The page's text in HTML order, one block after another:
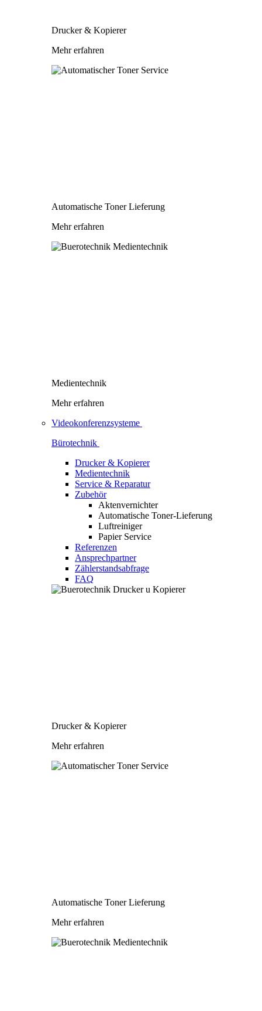
Drucker & Kopierer
Mehr erfahren
Automatische Toner Lieferung
Mehr erfahren
Medientechnik
Mehr erfahren
Videokonferenzsysteme
Bürotechnik
Drucker & Kopierer
Medientechnik
Service & Reparatur
Zubehör
Aktenvernichter
Automatische Toner-Lieferung
Luftreiniger
Papier Service
Referenzen
Ansprechpartner
Zählerstandsabfrage
FAQ
Drucker & Kopierer
Mehr erfahren
Automatische Toner Lieferung
Mehr erfahren